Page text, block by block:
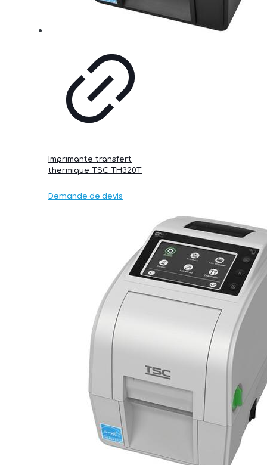
Imprimante transfert
thermique TSC TH320T
Demande de devis